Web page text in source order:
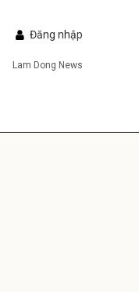
Đăng nhập
Lam Dong News